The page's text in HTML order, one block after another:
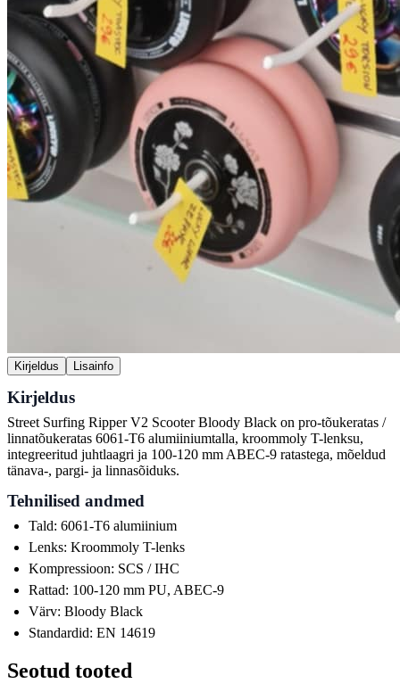
Kirjeldus Lisainfo
Kirjeldus
Street Surfing Ripper V2 Scooter Bloody Black on pro-tõukeratas /
linnatõukeratas 6061-T6 alumiiniumtalla, kroommoly T-lenksu,
integreeritud juhtlaagri ja 100-120 mm ABEC-9 ratastega, mõeldud
tänava-, pargi- ja linnasõiduks.
Tehnilised andmed
Tald: 6061-T6 alumiinium
Lenks: Kroommoly T-lenks
Kompressioon: SCS / IHC
Rattad: 100-120 mm PU, ABEC-9
Värv: Bloody Black
Standardid: EN 14619
Seotud tooted